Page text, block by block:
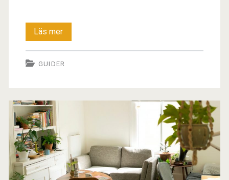
Läs merMöbler
och
inredning
GUIDER